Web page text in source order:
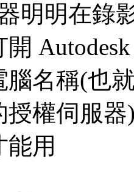
明明在錄
名稱(也
授權伺服
用